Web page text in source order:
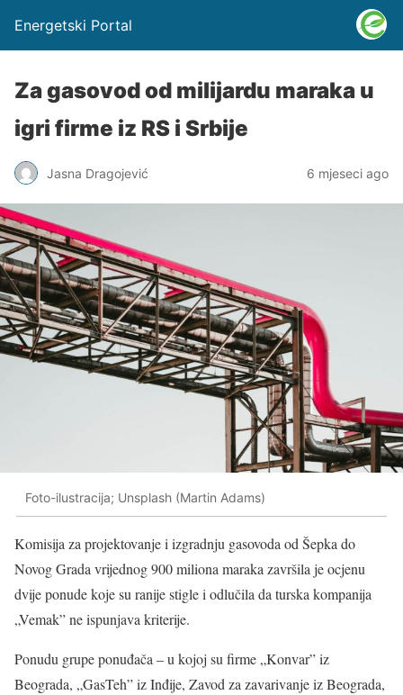
Energetski Portal
Za gasovod od milijardu maraka u
igri firme iz RS i Srbije
Jasna Dragojević 6 mjeseci ago
Foto-ilustracija; Unsplash (Martin Adams)
Komisija za projektovanje i izgradnju gasovoda od Šepka do
Novog Grada vrijednog 900 miliona maraka završila je ocjenu
dvije ponude koje su ranije stigle i odlučila da turska kompanija
„Vemak” ne ispunjava kriterije.
Ponudu grupe ponuđača – u kojoj su firme „Konvar” iz
Beograda, „GasTeh” iz Inđije, Zavod za zavarivanje iz Beograda,